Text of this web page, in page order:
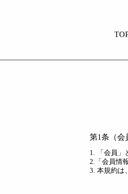
第1条（会
1. 「会員」
2.「会員情
3. 本規約は